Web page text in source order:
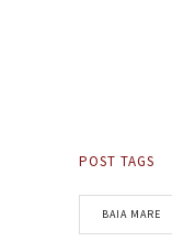
POST TAGS
BAIA MARE